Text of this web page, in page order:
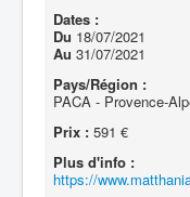
Dates :
Du 18/07/2021
Au 31/07/2021
Pays/Région :
PACA - Provence-
Prix : 591 €
Plus d'info :
https://